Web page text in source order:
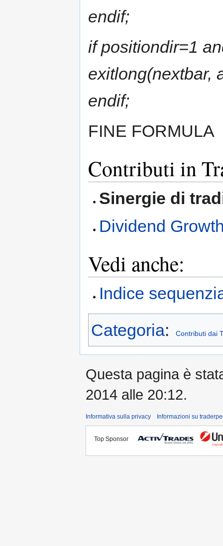
endif;
if positiondir=1
exitlong(nextbar,
endif;
FINE FORMULA
Contributi in
Sinergie di
Dividend
Vedi anche:
Indice
Categoria: Contributi dai
Questa pagina è
2014 alle 20:12.
Informativa sulla privacy Informazioni su
Top Sponsor